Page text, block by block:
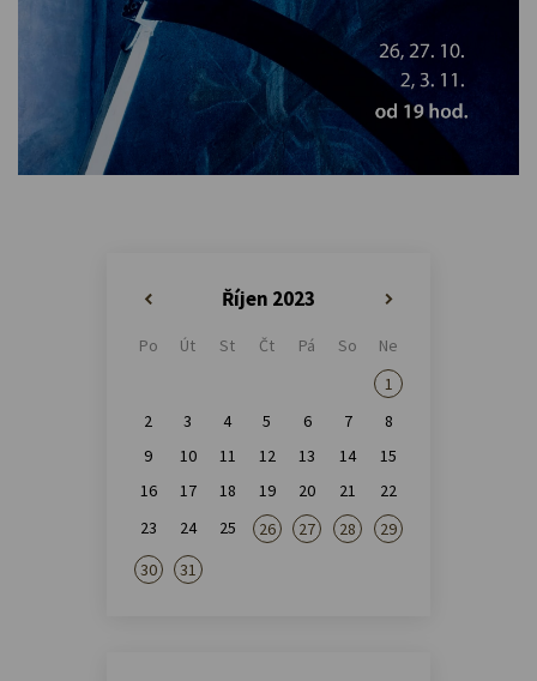
Říjen 2023
Po Út St Čt Pá So
Ne
1
2
3 4 5 6 7
8
9
10 11 12 13 14
15
16
17 18 19 20 21
22
23
24 25 26 27 28
29
30
31